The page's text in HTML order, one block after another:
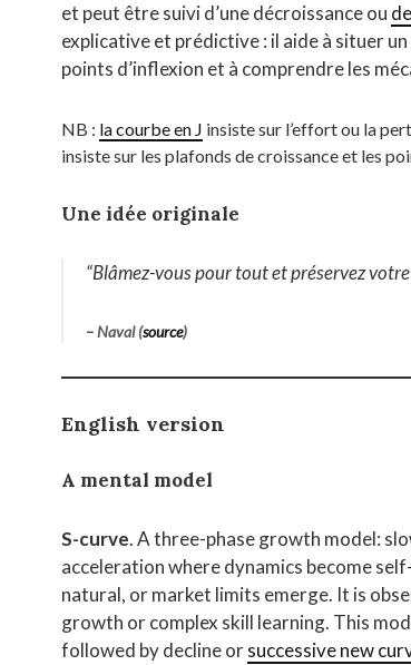
et peut être suivi d’une décroissance ou
explicative et prédictive : il aide à situer
points d’inflexion et à comprendre les
NB : la courbe en J insiste sur l’effort ou la
insiste sur les plafonds de croissance et les
Une idée originale
“Blâmez-vous pour tout et préservez
– Naval (source)
English version
A mental model
S-curve. A three-phase growth model:
acceleration where dynamics become
natural, or market limits emerge. It is
growth or complex skill learning. This
followed by decline orsuccessive new